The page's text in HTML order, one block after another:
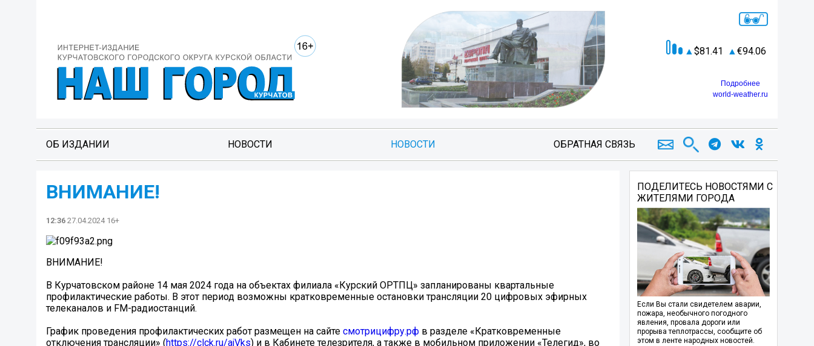
81.41 94.06
Подробнее
world-weather.ru
ОБ ИЗДАНИИ НОВОСТИ НОВОСТИ ОБРАТНАЯ СВЯЗЬ
ВНИМАНИЕ!
12:36 27.04.2024 16+
ВНИМАНИЕ!
В Курчатовском районе 14 мая 2024 года на объектах филиала «Курский ОРТПЦ» запланированы квартальные
профилактические работы. В этот период возможны кратковременные остановки трансляции 20 цифровых эфирных
телеканалов и FM-радиостанций.
График проведения профилактических работ размещен на сайте смотрицифру.рф в разделе «Кратковременные
отключения трансляции» (https://clck.ru/ajVks) и в Кабинете телезрителя, а также в мобильном приложении «Телегид», во
ПОДЕЛИТЕСЬ НОВОСТЯМИ С
ЖИТЕЛЯМИ ГОРОДА
Если Вы стали свидетелем аварии,
пожара, необычного погодного
явления, провала дороги или
прорыва теплотрассы, сообщите об
этом в ленте народных новостей.